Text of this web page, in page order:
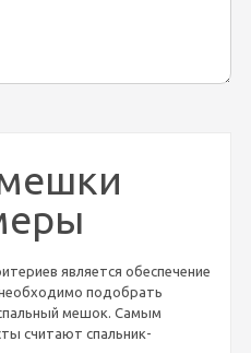
является обеспечение
подобрать
мешок. Самым
считают спальник-